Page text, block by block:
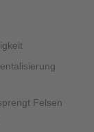
Felsen